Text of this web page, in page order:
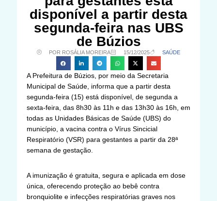
disponível a partir desta
segunda-feira nas UBS
de Búzios
POR ROSÁLIA MOREIRA 15/12/2025 SAÚDE
A Prefeitura de Búzios, por meio da Secretaria
Municipal de Saúde, informa que a partir desta
segunda-feira (15) está disponível, de segunda a
sexta-feira, das 8h30 às 11h e das 13h30 às 16h, em
todas as Unidades Básicas de Saúde (UBS) do
município, a vacina contra o Vírus Sincicial
Respiratório (VSR) para gestantes a partir da 28ª
semana de gestação.
A imunização é gratuita, segura e aplicada em dose
única, oferecendo proteção ao bebê contra
bronquiolite e infecções respiratórias graves nos